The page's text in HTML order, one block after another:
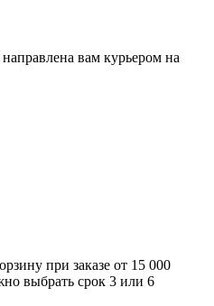
направлена вам курьером на
при заказе от 15 000
выбрать срок 3 или 6